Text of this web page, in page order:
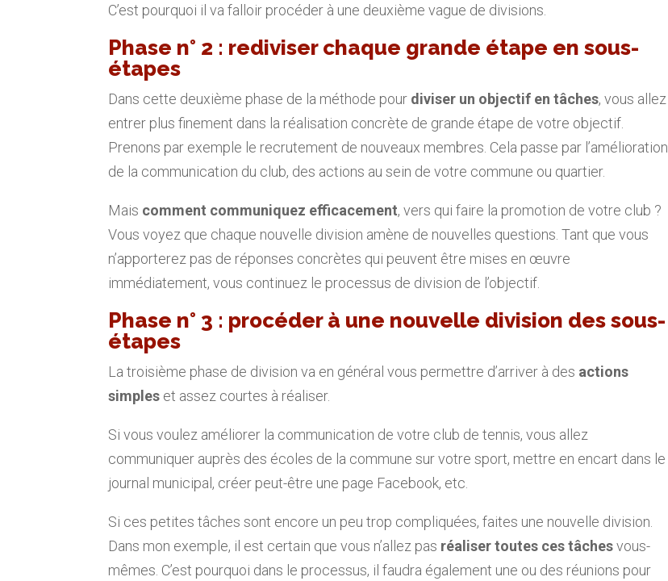
C’est pourquoi il va falloir procéder à une deuxième vague de divisions.
Phase n° 2 : rediviser chaque grande étape en sous-
étapes
Dans cette deuxième phase de la méthode pour diviser un objectif en tâches, vous allez
entrer plus finement dans la réalisation concrète de grande étape de votre objectif.
Prenons par exemple le recrutement de nouveaux membres. Cela passe par l’amélioration
de la communication du club, des actions au sein de votre commune ou quartier.
Mais comment communiquez efficacement, vers qui faire la promotion de votre club ?
Vous voyez que chaque nouvelle division amène de nouvelles questions. Tant que vous
n’apporterez pas de réponses concrètes qui peuvent être mises en œuvre
immédiatement, vous continuez le processus de division de l’objectif.
Phase n° 3 : procéder à une nouvelle division des sous-
étapes
La troisième phase de division va en général vous permettre d’arriver à des actions
simples et assez courtes à réaliser.
Si vous voulez améliorer la communication de votre club de tennis, vous allez
communiquer auprès des écoles de la commune sur votre sport, mettre en encart dans le
journal municipal, créer peut-être une page Facebook, etc.
Si ces petites tâches sont encore un peu trop compliquées, faites une nouvelle division.
Dans mon exemple, il est certain que vous n’allez pas réaliser toutes ces tâchesvous-
mêmes. C’est pourquoi dans le processus, il faudra également une ou des réunions pour